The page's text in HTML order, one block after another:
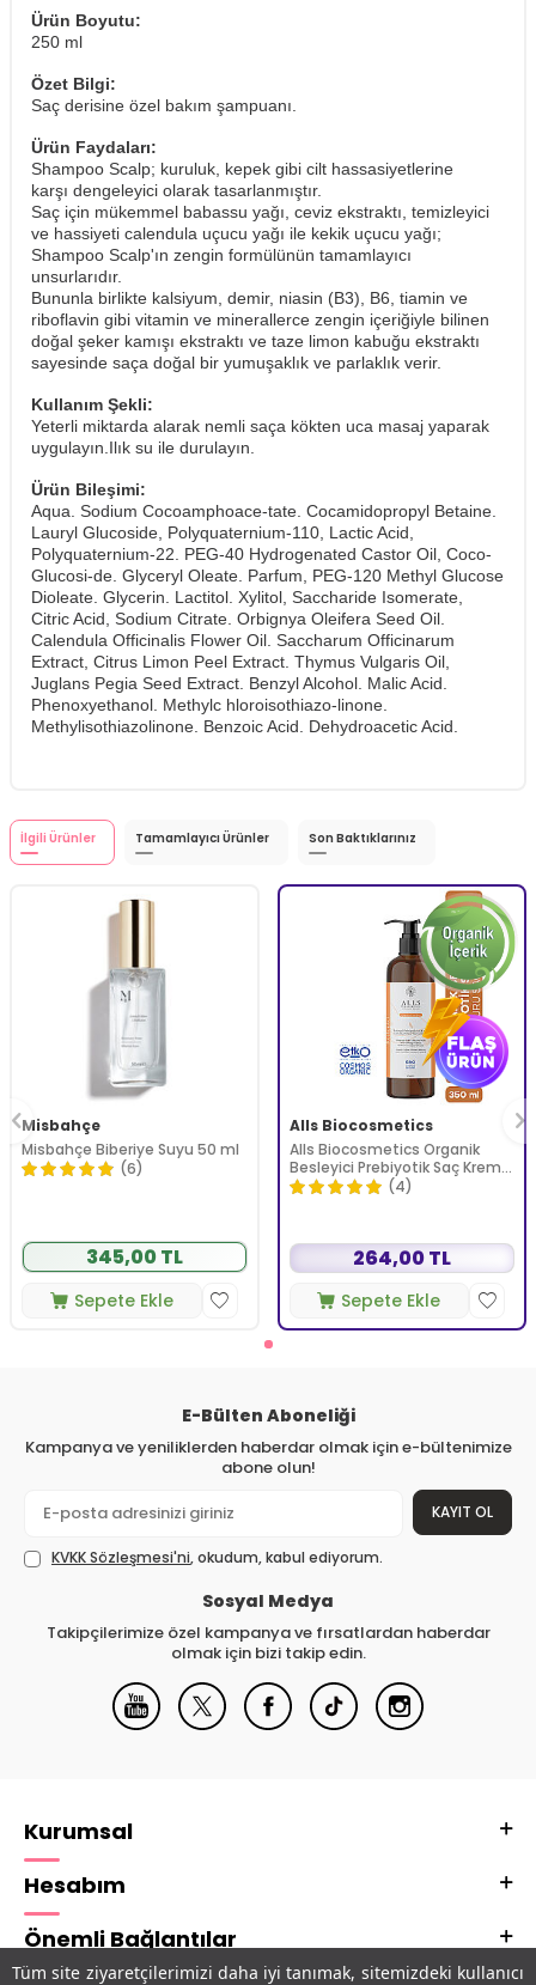
Tüm site ziyaretçilerimizi daha iyi tanımak, sitemizdeki kullanıcı
Ürün Boyutu:
250 ml
Özet Bilgi:
Saç derisine özel bakım şampuanı.
Ürün Faydaları:
Shampoo Scalp; kuruluk, kepek gibi cilt hassasiyetlerine
karşı dengeleyici olarak tasarlanmıştır.
Saç için mükemmel babassu yağı, ceviz ekstraktı, temizleyici
ve hassiyeti calendula uçucu yağı ile kekik uçucu yağı;
Shampoo Scalp'ın zengin formülünün tamamlayıcı
unsurlarıdır.
​Bununla birlikte kalsiyum, demir, niasin (B3), B6, tiamin ve
riboflavin gibi vitamin ve minerallerce zengin içeriğiyle bilinen
doğal şeker kamışı ekstraktı ve taze limon kabuğu ekstraktı
sayesinde saça doğal bir yumuşaklık ve parlaklık verir.
Kullanım Şekli:
Yeterli miktarda alarak nemli saça kökten uca masaj yaparak
uygulayın.Ilık su ile durulayın.
Ürün Bileşimi:
Aqua. Sodium Cocoamphoace-tate. Cocamidopropyl Betaine.
Lauryl Glucoside, Polyquaternium-110, Lactic Acid,
Polyquaternium-22. PEG-40 Hydrogenated Castor Oil, Coco-
Glucosi-de. Glyceryl Oleate. Parfum, PEG-120 Methyl Glucose
Dioleate. Glycerin. Lactitol. Xylitol, Saccharide Isomerate,
Citric Acid, Sodium Citrate. Orbignya Oleifera Seed Oil.
Calendula Officinalis Flower Oil. Saccharum Officinarum
Extract, Citrus Limon Peel Extract. Thymus Vulgaris Oil,
Juglans Pegia Seed Extract. Benzyl Alcohol. Malic Acid.
Phenoxyethanol. Methylc hloroisothiazo-linone.
Methylisothiazolinone. Benzoic Acid. Dehydroacetic Acid.
İlgili Ürünler Tamamlayıcı Ürünler Son Baktıklarınız
Misbahçe
Misbahçe Biberiye Suyu 50 ml
(6)
345,00 TL
Sepete Ekle
Alls Biocosmetics
Alls Biocosmetics Organik
Besleyici Prebiyotik Saç Kremi
350 ml
(4)
264,00 TL
Sepete Ekle
E-Bülten Aboneliği
Kampanya ve yeniliklerden haberdar olmak için e-bültenimize
abone olun!
KAYIT OL
KVKK Sözleşmesi'ni, okudum, kabul ediyorum.
Sosyal Medya
Takipçilerimize özel kampanya ve fırsatlardan haberdar
olmak için bizi takip edin.
Kurumsal
Hesabım
Önemli Bağlantılar